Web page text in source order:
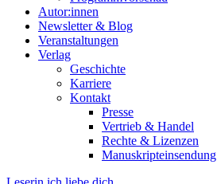
Autor:innen
Newsletter & Blog
Veranstaltungen
Verlag
Geschichte
Karriere
Kontakt
Presse
Vertrieb & Handel
Rechte & Lizenzen
Manuskripteinsendung